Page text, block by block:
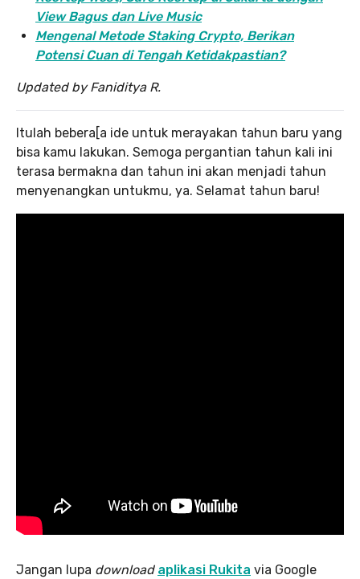
View Bagus dan Live Music
Mengenal Metode Staking Crypto, Berikan
Potensi Cuan di Tengah Ketidakpastian?
Updated by Faniditya R.
Itulah bebera[a ide untuk merayakan tahun baru yang
bisa kamu lakukan. Semoga pergantian tahun kali ini
terasa bermakna dan tahun ini akan menjadi tahun
menyenangkan untukmu, ya. Selamat tahun baru!
Jangan lupa download aplikasi Rukita via Google